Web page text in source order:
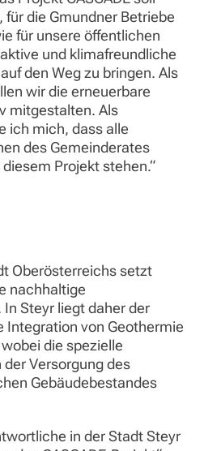
die Gmundner Betriebe
für unsere öffentlichen
und klimafreundliche
den Weg zu bringen. Als
wir die erneuerbare
mitgestalten. Als
ich mich, dass alle
des Gemeinderates
Projekt stehen.“
Oberösterreichs setzt
nachhaltige
Steyr liegt daher der
Integration von Geothermie
die spezielle
Versorgung des
Gebäudebestandes
in der Stadt Steyr